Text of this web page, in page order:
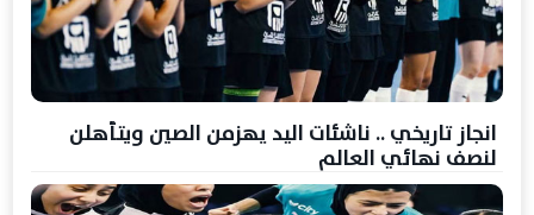
انجاز تاريخي .. ناشئات اليد يهزمن الصين ويتأهلن
لنصف نهائي العالم